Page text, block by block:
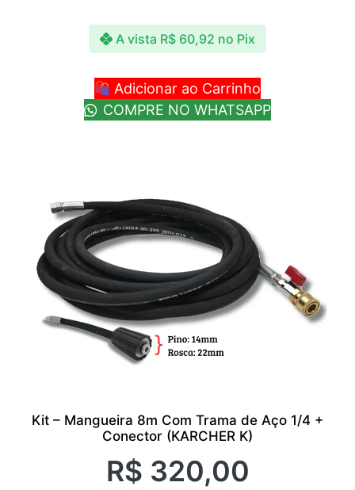
A vista R$ 60,92 no Pix
Adicionar ao Carrinho
COMPRE NO WHATSAPP
Kit – Mangueira 8m Com Trama de Aço 1/4 +
Conector (KARCHER K)
R$ 320,00